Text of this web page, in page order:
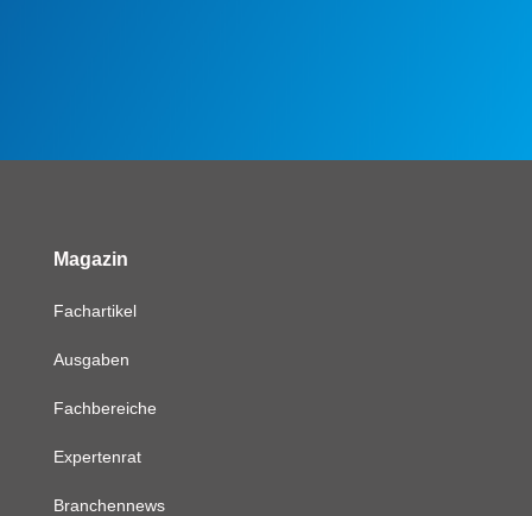
Magazin
Fachartikel
Ausgaben
Fachbereiche
Expertenrat
Branchennews